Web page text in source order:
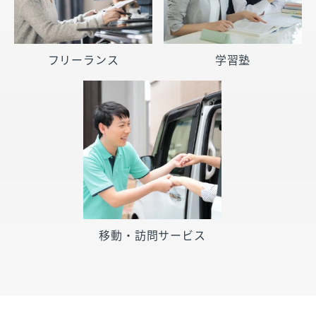
フリーランス 学習塾
移動・訪問サービス